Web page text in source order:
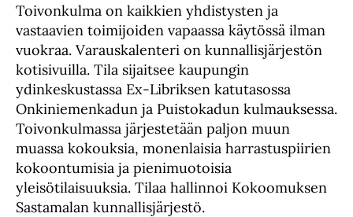
Toivonkulma on kaikkien yhdistysten ja
vastaavien toimijoiden vapaassa käytössä ilman
vuokraa. Varauskalenteri on kunnallisjärjestön
kotisivuilla. Tila sijaitsee kaupungin
ydinkeskustassa Ex-Libriksen katutasossa
Onkiniemenkadun ja Puistokadun kulmauksessa.
Toivonkulmassa järjestetään paljon muun
muassa kokouksia, monenlaisia harrastuspiirien
kokoontumisia ja pienimuotoisia
yleisötilaisuuksia. Tilaa hallinnoi Kokoomuksen
Sastamalan kunnallisjärjestö.